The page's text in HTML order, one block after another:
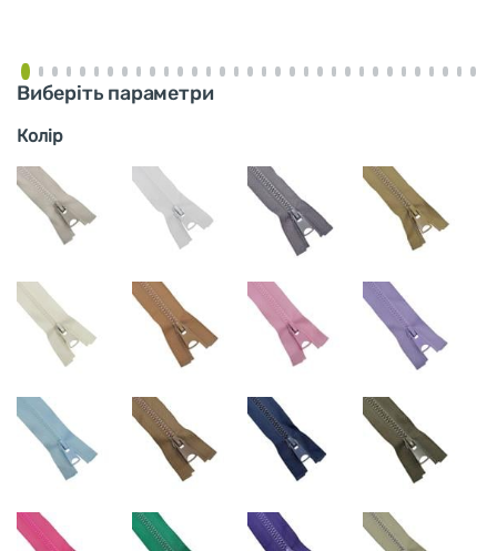
Виберіть параметри
Колір